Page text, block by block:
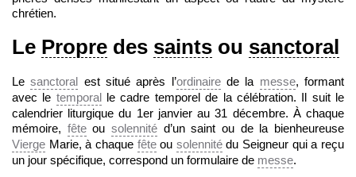
chrétien.
Le Propre des saints ou sanctoral
Lesanctoral est situé après l’ordinairede la messe, formant
avec le temporalle cadre temporel de la célébration. Il suit le
calendrier liturgique du 1er janvier au 31 décembre. À chaque
mémoire, fêteousolennité d’un saint ou de la bienheureuse
Vierge Marie, à chaque fêteou solennitédu Seigneur qui a reçu
un jour spécifique, correspond un formulaire de messe.